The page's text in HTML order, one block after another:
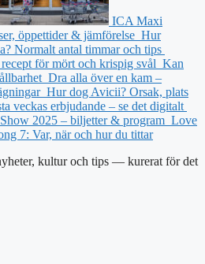
ICA Maxi
öppettider & jämförelse Hur
Normalt antal timmar och tips
för mört och krispig svål Kan
Dra alla över en kam –
Hur dog Avicii? Orsak, plats
veckas erbjudande – se det digitalt
2025 – biljetter & program Love
7: Var, när och hur du tittar
kultur och tips — kurerat för det